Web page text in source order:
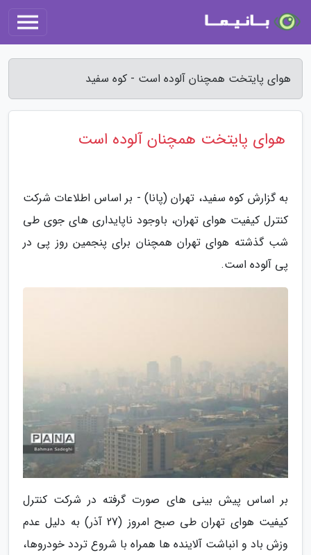
هوای پایتخت همچنان آلوده است - کوه سفید
هوای پایتخت همچنان آلوده است
به گزارش کوه سفید، تهران (پانا) - بر اساس اطلاعات شرکت
کنترل کیفیت هوای تهران، باوجود ناپایداری های جوی طی
شب گذشته هوای تهران همچنان برای پنجمین روز پی در
پی آلوده است.
بر اساس پیش بینی های صورت گرفته در شرکت کنترل
کیفیت هوای تهران طی صبح امروز (27 آذر) به دلیل عدم
وزش باد و انباشت آلاینده ها همراه با شروع تردد خودروها،